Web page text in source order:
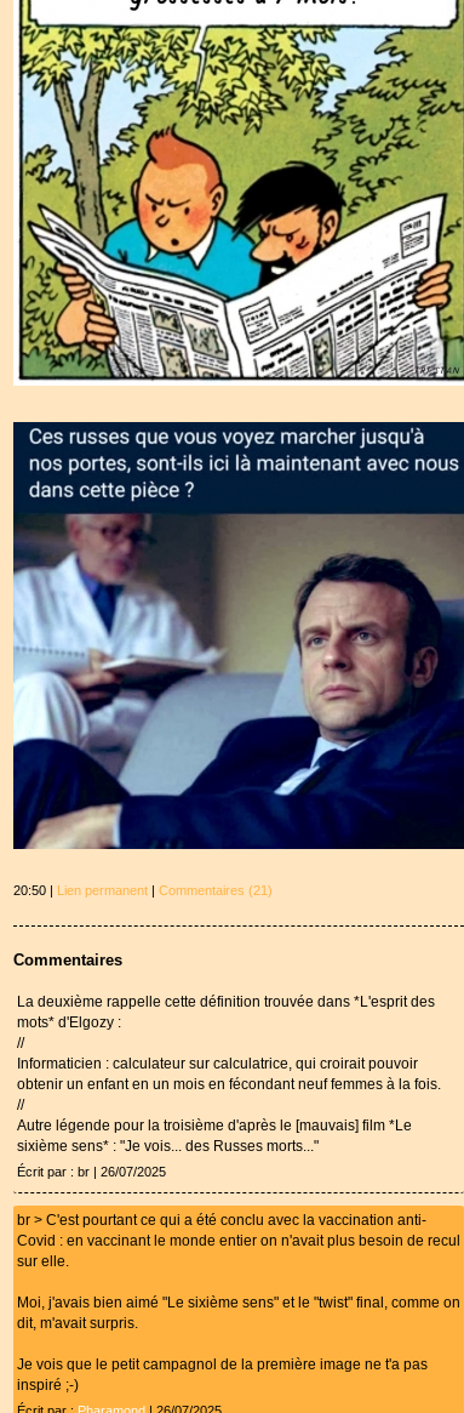
20:50 | Lien permanent| Commentaires (21)
Commentaires
La deuxième rappelle cette définition trouvée dans *L'esprit des
mots* d'Elgozy :
//
Informaticien : calculateur sur calculatrice, qui croirait pouvoir
obtenir un enfant en un mois en fécondant neuf femmes à la fois.
//
Autre légende pour la troisième d'après le [mauvais] film *Le
sixième sens* : "Je vois... des Russes morts..."
Écrit par : br | 26/07/2025
br > C'est pourtant ce qui a été conclu avec la vaccination anti-
Covid : en vaccinant le monde entier on n'avait plus besoin de recul
sur elle.
Moi, j'avais bien aimé "Le sixième sens" et le "twist" final, comme on
dit, m'avait surpris.
Je vois que le petit campagnol de la première image ne t'a pas
inspiré ;-)